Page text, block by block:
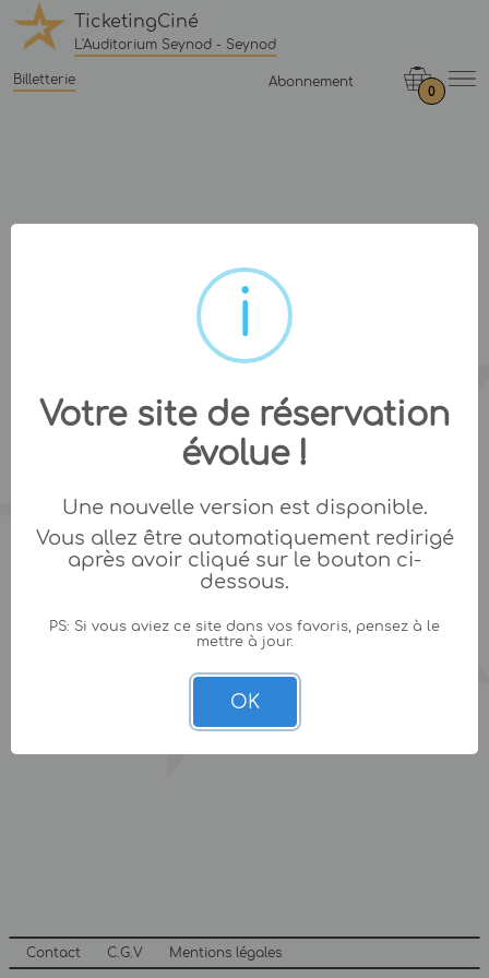
TicketingCiné
L'Auditorium Seynod - Seynod
Billetterie Abonnement
0
Contact C.G.V Mentions légales
Votre site de réservation
évolue !
Une nouvelle version est disponible.
Vous allez être automatiquement redirigé
après avoir cliqué sur le bouton ci-
dessous.
PS: Si vous aviez ce site dans vos favoris, pensez à le
mettre à jour.
OK